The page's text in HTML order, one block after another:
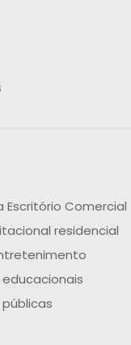
Escritório Comercial
residencial